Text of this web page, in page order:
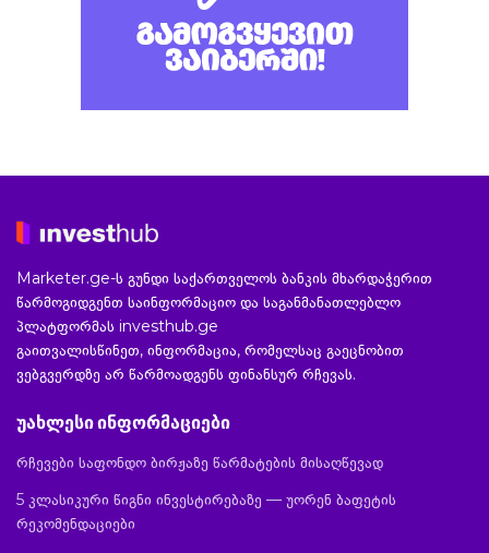
Marketer.ge-ს გუნდი საქართველოს ბანკის მხარდაჭერით
წარმოგიდგენთ საინფორმაციო და საგანმანათლებლო
პლატფორმას investhub.ge
გაითვალისწინეთ, ინფორმაცია, რომელსაც გაეცნობით
ვებგვერდზე არ წარმოადგენს ფინანსურ რჩევას.
უახლესი ინფორმაციები
რჩევები საფონდო ბირჟაზე წარმატების მისაღწევად
5 კლასიკური წიგნი ინვესტირებაზე — უორენ ბაფეტის
რეკომენდაციები